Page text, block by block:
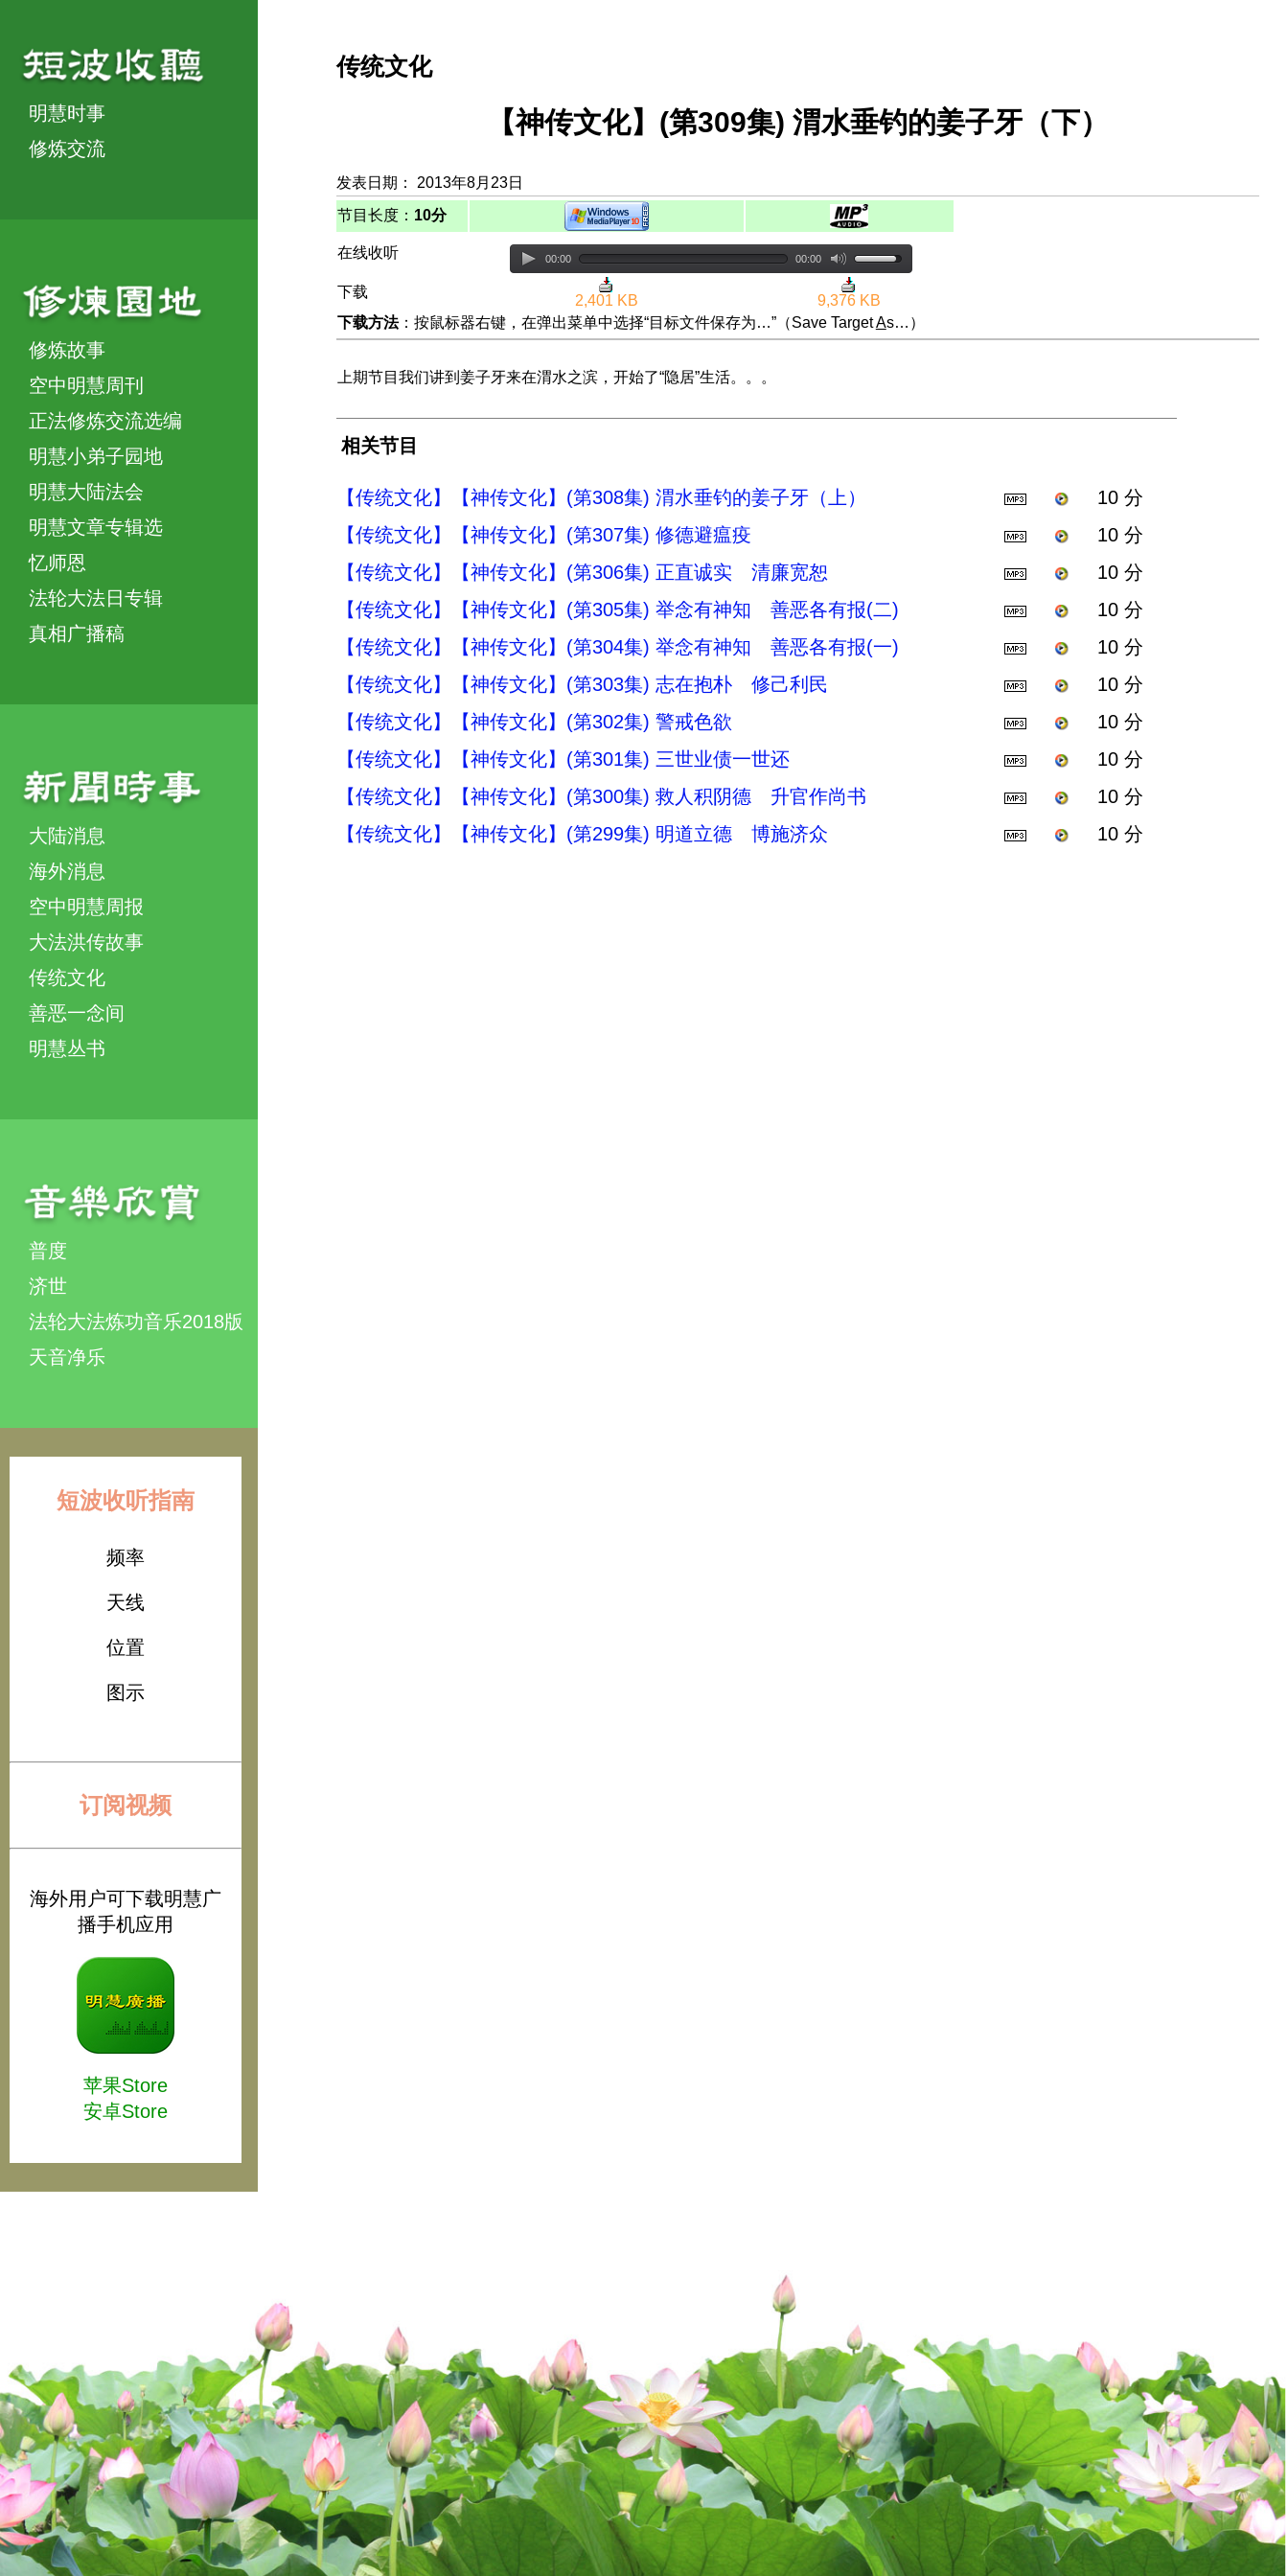
明慧时事
修炼交流
修炼故事
空中明慧周刊
正法修炼交流选编
明慧小弟子园地
明慧大陆法会
明慧文章专辑选
忆师恩
法轮大法日专辑
真相广播稿
大陆消息
海外消息
空中明慧周报
大法洪传故事
传统文化
善恶一念间
明慧丛书
普度
济世
法轮大法炼功音乐2018版
天音净乐
短波收听指南
频率
天线
位置
图示
订阅视频
海外用户可下载明慧广
播手机应用
苹果Store
安卓Store
传统文化
【神传文化】(第309集) 渭水垂钓的姜子牙（下）
发表日期： 2013年8月23日
节目长度： 10分
在线收听 00:00 00:00
下载
2,401 KB
9,376 KB
下载方法：按鼠标器右键，在弹出菜单中选择“目标文件保存为…”（Save TargetAs…）
上期节目我们讲到姜子牙来在渭水之滨，开始了“隐居”生活。。。
相关节目
【传统文化】【神传文化】(第308集) 渭水垂钓的姜子牙（上）
10 分
【传统文化】【神传文化】(第307集) 修德避瘟疫
10 分
【传统文化】【神传文化】(第306集) 正直诚实 清廉宽恕
10 分
【传统文化】【神传文化】(第305集) 举念有神知 善恶各有报(二)
10 分
【传统文化】【神传文化】(第304集) 举念有神知 善恶各有报(一)
10 分
【传统文化】【神传文化】(第303集) 志在抱朴 修己利民
10 分
【传统文化】【神传文化】(第302集) 警戒色欲
10 分
【传统文化】【神传文化】(第301集) 三世业债一世还
10 分
【传统文化】【神传文化】(第300集) 救人积阴德 升官作尚书
10 分
【传统文化】【神传文化】(第299集) 明道立德 博施济众
10 分